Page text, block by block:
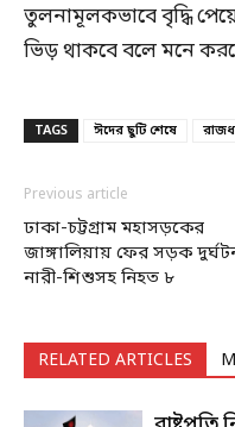
তুলনামূলকভাবে বৃদ্ধি
ভিড় থাকবে বলে মনে
TAGS ঈদের ছুটি শেষে
Previous article
ঢাকা-চট্টগ্রাম মহাসড়কের
জাঙ্গালিয়ায় ফের সড়ক
নারী-শিশুসহ নিহত ৮
RELATED ARTICLES